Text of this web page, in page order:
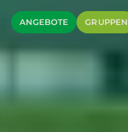
ANGEBOTE GRUPPEN